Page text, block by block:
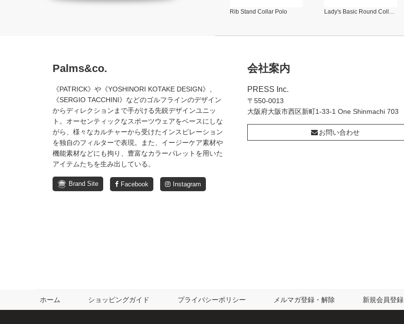
Rib Stand Collar Polo Lady's Basic Round Collar Polo
Palms&co.
《PATRICK》や《YOSHINORI KOTAKE DESIGN》、
《SERGIO TACCHINI》などのゴルフラインのデザイン
からディレクションまで手がける先鋭デザインユニッ
ト。オーセンティックなスポーツウェアをベースにしな
がら、様々なカルチャーから受けたインスピレーション
を独自のフィルターで表現。また、イージーケア素材や
機能素材などにも拘り、豊富なカラーパレットを用いた
アイテムたちを生み出している。
Brand Site Facebook Instagram
会社案内
PRESS Inc.
〒550-0013
大阪府大阪市西区新町1-33-1 One Shinmachi 703
お問い合わせ
ホーム ショッピングガイド プライバシーポリシー メルマガ登録・解除 新規会員登録